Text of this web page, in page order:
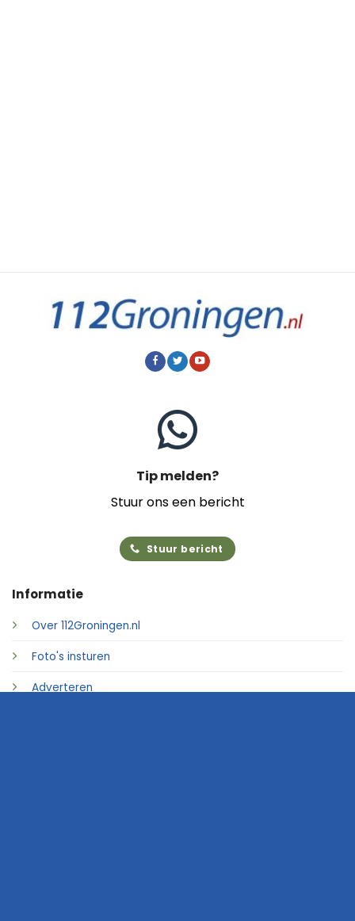
Informatie
Over 112Groningen.nl
Foto's insturen
Adverteren
Tip melden?
Stuur ons een bericht
Stuur bericht